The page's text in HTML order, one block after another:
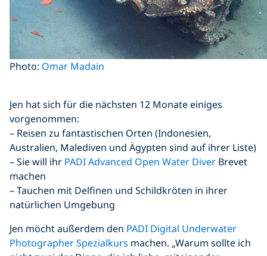
Photo: Omar Madain
Jen hat sich für die nächsten 12 Monate einiges
vorgenommen:
– Reisen zu fantastischen Orten (Indonesien,
Australien, Malediven und Ägypten sind auf ihrer Liste)
– Sie will ihr PADI Advanced Open Water Diver Brevet
machen
– Tauchen mit Delfinen und Schildkröten in ihrer
natürlichen Umgebung
Jen möcht außerdem den PADI Digital Underwater
Photographer Spezialkurs machen. „Warum sollte ich